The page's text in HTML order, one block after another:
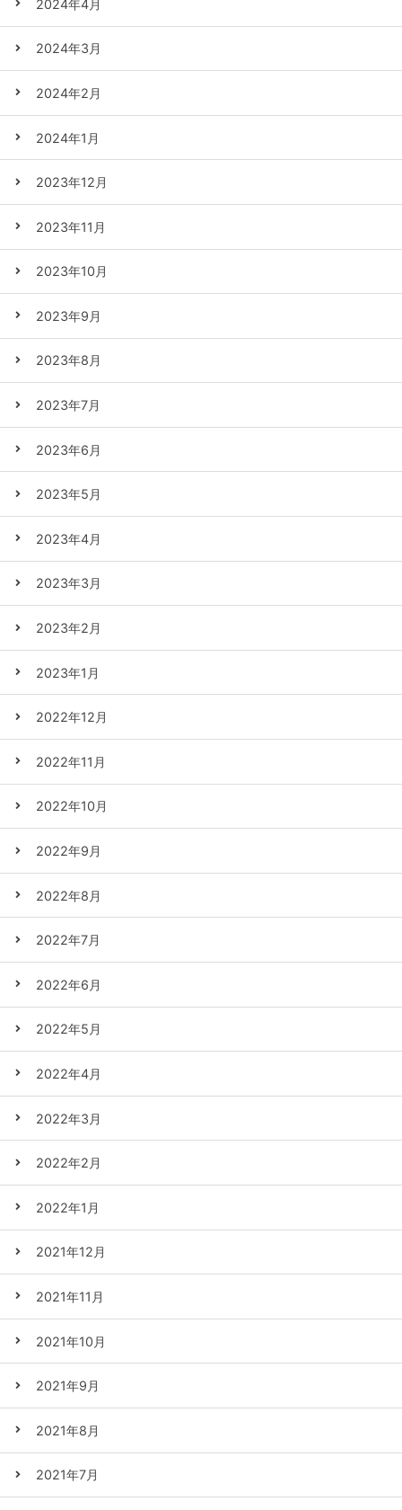
2024年4月
2024年3月
2024年2月
2024年1月
2023年12月
2023年11月
2023年10月
2023年9月
2023年8月
2023年7月
2023年6月
2023年5月
2023年4月
2023年3月
2023年2月
2023年1月
2022年12月
2022年11月
2022年10月
2022年9月
2022年8月
2022年7月
2022年6月
2022年5月
2022年4月
2022年3月
2022年2月
2022年1月
2021年12月
2021年11月
2021年10月
2021年9月
2021年8月
2021年7月